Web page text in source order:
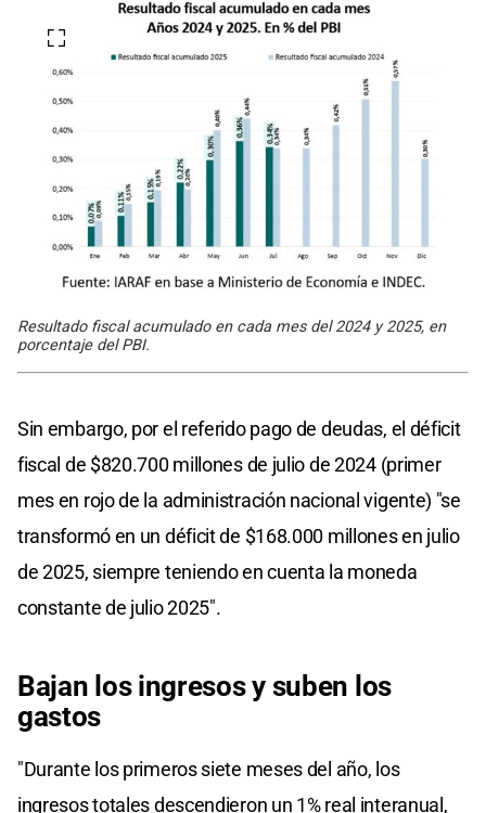
Resultado fiscal acumulado en cada mes del 2024 y 2025, en
porcentaje del PBI.
Sin embargo, por el referido pago de deudas, el déficit
fiscal de $820.700 millones de julio de 2024 (primer
mes en rojo de la administración nacional vigente) "se
transformó en un déficit de $168.000 millones en julio
de 2025, siempre teniendo en cuenta la moneda
constante de julio 2025".
Bajan los ingresos y suben los
gastos
"Durante los primeros siete meses del año, los
ingresos totales descendieron un 1% real interanual,